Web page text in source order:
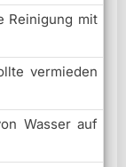
Reinigung mit
vermieden
Wasser auf